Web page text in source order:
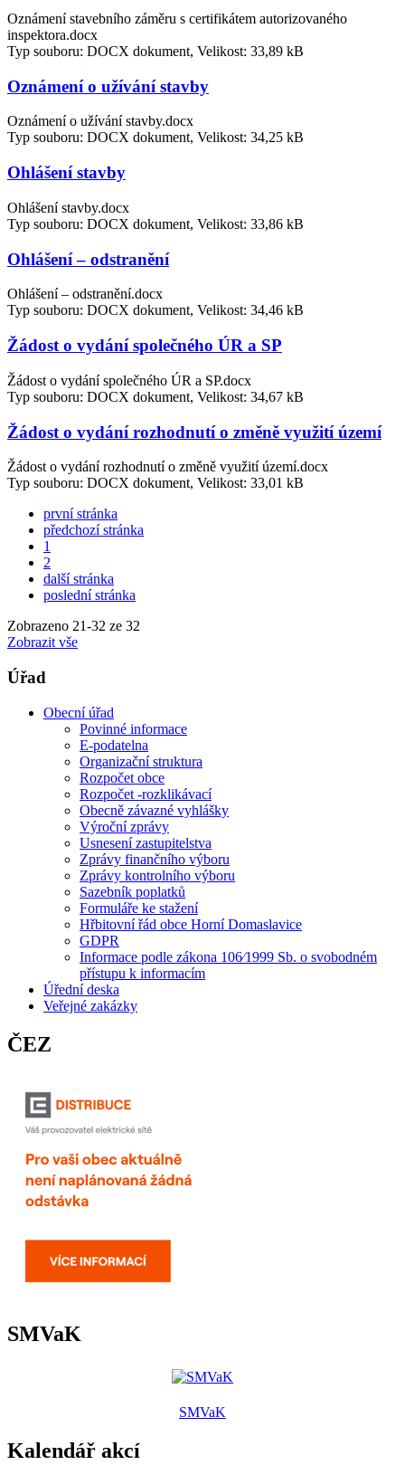
Oznámení stavebního záměru s certifikátem autorizovaného
inspektora.docx
Typ souboru: DOCX dokument, Velikost: 33,89 kB
Oznámení o užívání stavby
Oznámení o užívání stavby.docx
Typ souboru: DOCX dokument, Velikost: 34,25 kB
Ohlášení stavby
Ohlášení stavby.docx
Typ souboru: DOCX dokument, Velikost: 33,86 kB
Ohlášení – odstranění
Ohlášení – odstranění.docx
Typ souboru: DOCX dokument, Velikost: 34,46 kB
Žádost o vydání společného ÚR a SP
Žádost o vydání společného ÚR a SP.docx
Typ souboru: DOCX dokument, Velikost: 34,67 kB
Žádost o vydání rozhodnutí o změně využití území
Žádost o vydání rozhodnutí o změně využití území.docx
Typ souboru: DOCX dokument, Velikost: 33,01 kB
první stránka
předchozí stránka
1
2
další stránka
poslední stránka
Zobrazeno 21-32 ze 32
Zobrazit vše
Úřad
Obecní úřad
Povinné informace
E-podatelna
Organizační struktura
Rozpočet obce
Rozpočet -rozklikávací
Obecně závazné vyhlášky
Výroční zprávy
Usnesení zastupitelstva
Zprávy finančního výboru
Zprávy kontrolního výboru
Sazebník poplatků
Formuláře ke stažení
Hřbitovní řád obce Horní Domaslavice
GDPR
Informace podle zákona 106⁄1999 Sb. o svobodném
přístupu k informacím
Úřední deska
Veřejné zakázky
ČEZ
SMVaK
SMVaK
Kalendář akcí